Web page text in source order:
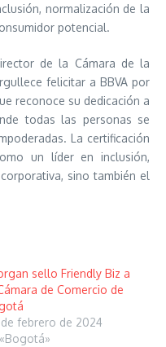
normalización de la
potencial.
de la Cámara de la
felicitar a BBVA por
reconoce su dedicación a
todas las personas se
La certificación
un líder en inclusión,
sino también el
sello Friendly Biz a
de Comercio de
febrero de 2024